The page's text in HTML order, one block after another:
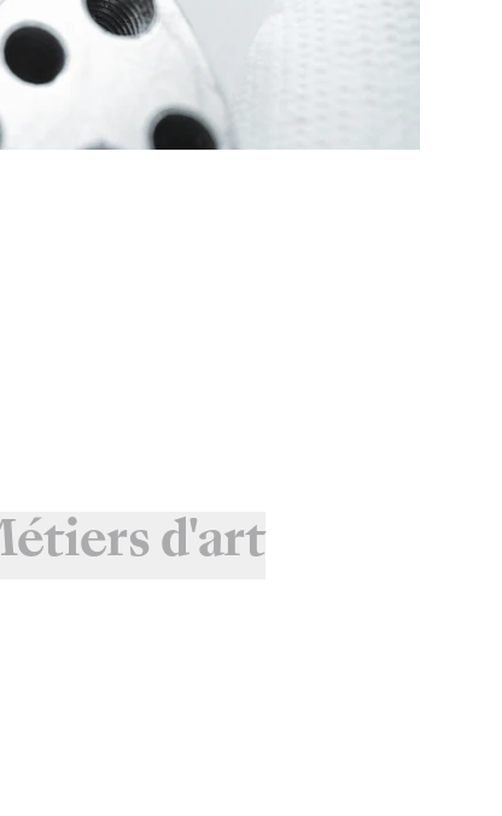
d'art